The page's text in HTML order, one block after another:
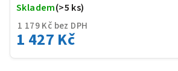
1 179 Kč bez DPH
1 427 Kč
Skladem(>5 ks)